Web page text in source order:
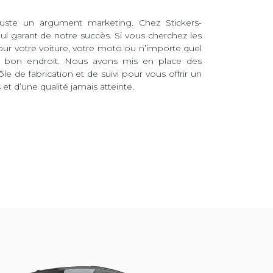
un argument marketing. Chez Stickers-
garant de notre succès. Si vous cherchez les
votre voiture, votre moto ou n’importe quel
bon endroit. Nous avons mis en place des
de fabrication et de suivi pour vous offrir un
d’une qualité jamais atteinte.